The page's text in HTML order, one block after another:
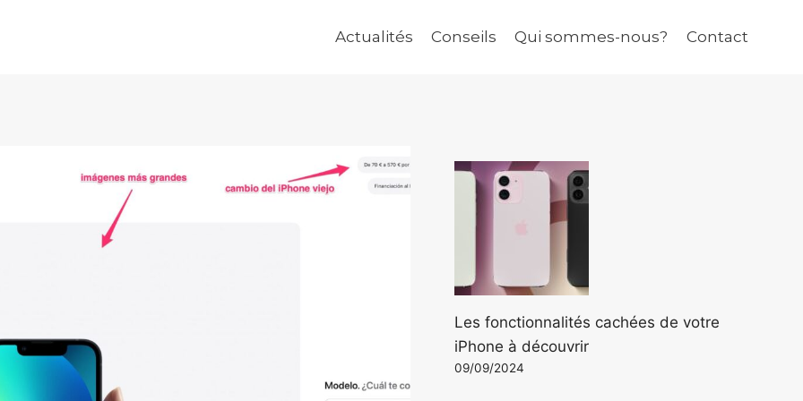
Actualités Conseils Qui sommes-nous? Contact
Les fonctionnalités cachées de votre
iPhone à découvrir
09/09/2024